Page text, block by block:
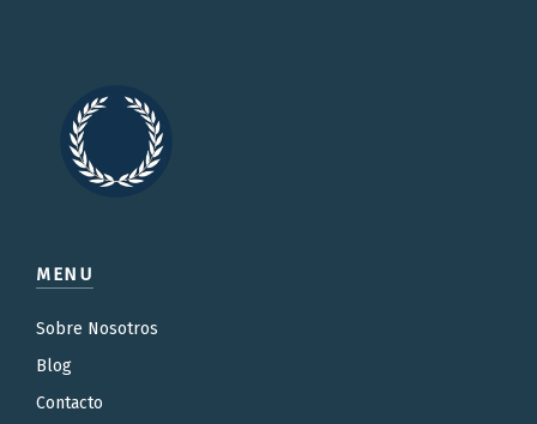
MENU
Sobre Nosotros
Blog
Contacto